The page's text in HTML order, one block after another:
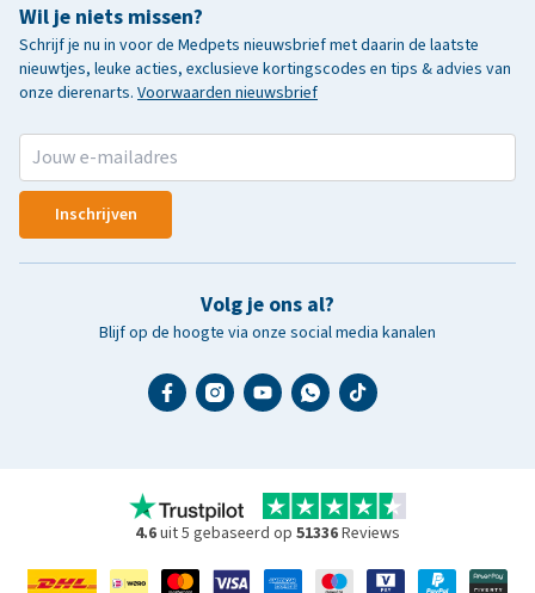
Wil je niets missen?
Schrijf je nu in voor de Medpets nieuwsbrief met daarin de laatste
nieuwtjes, leuke acties, exclusieve kortingscodes en tips & advies van
onze dierenarts. Voorwaarden nieuwsbrief
Inschrijven
Volg je ons al?
Blijf op de hoogte via onze social media kanalen
4.6uit 5 gebaseerd op 51336Reviews